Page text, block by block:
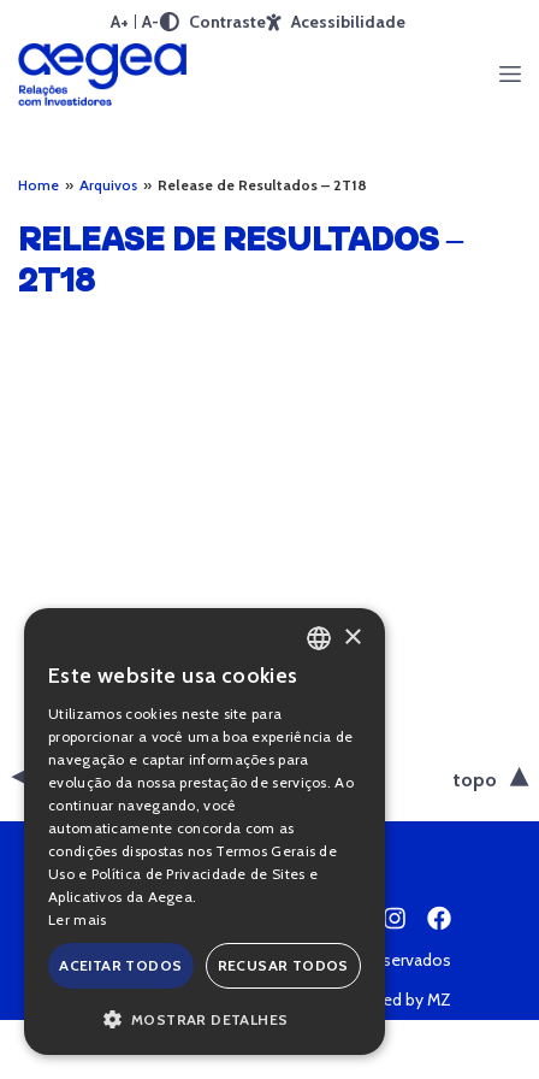
A+ A- Contraste Acessibilidade
Home » Arquivos » Release de Resultados – 2T18
RELEASE DE RESULTADOS –
2T18
voltar topo
Copyright © 2022 • Todos os direitos reservados
Powered by MZ
PORTUGUESE
×
Este website usa cookies
Utilizamos cookies neste site para
proporcionar a você uma boa experiência de
navegação e captar informações para
evolução da nossa prestação de serviços. Ao
continuar navegando, você
automaticamente concorda com as
condições dispostas nos Termos Gerais de
Uso e Política de Privacidade de Sites e
Aplicativos da Aegea.
Ler mais
ACEITAR TODOS RECUSAR TODOS
MOSTRAR DETALHES